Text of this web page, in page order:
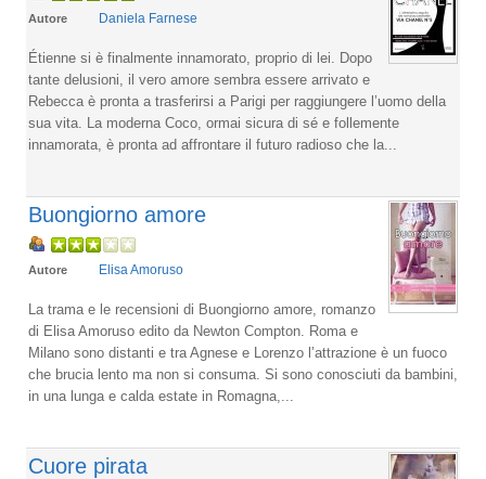
Autore Daniela Farnese
Étienne si è finalmente innamorato, proprio di lei. Dopo
tante delusioni, il vero amore sembra essere arrivato e
Rebecca è pronta a trasferirsi a Parigi per raggiungere l’uomo della
sua vita. La moderna Coco, ormai sicura di sé e follemente
innamorata, è pronta ad affrontare il futuro radioso che la...
Buongiorno amore
Autore Elisa Amoruso
La trama e le recensioni di Buongiorno amore, romanzo
di Elisa Amoruso edito da Newton Compton. Roma e
Milano sono distanti e tra Agnese e Lorenzo l’attrazione è un fuoco
che brucia lento ma non si consuma. Si sono conosciuti da bambini,
in una lunga e calda estate in Romagna,...
Cuore pirata